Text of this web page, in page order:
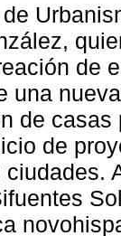
de
una
de
de